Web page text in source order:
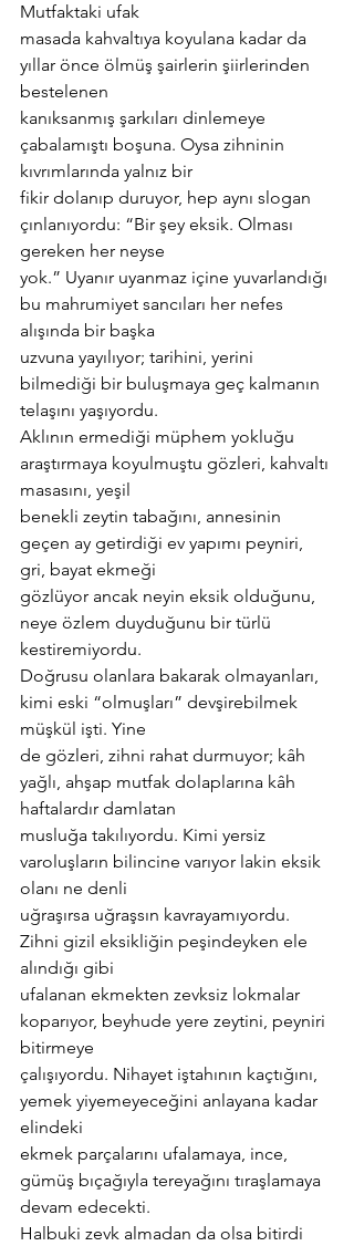
Mutfaktaki ufak
masada kahvaltıya koyulana kadar da
yıllar önce ölmüş şairlerin şiirlerinden
bestelenen
kanıksanmış şarkıları dinlemeye
çabalamıştı boşuna. Oysa zihninin
kıvrımlarında yalnız bir
fikir dolanıp duruyor, hep aynı slogan
çınlanıyordu: “Bir şey eksik. Olması
gereken her neyse
yok.” Uyanır uyanmaz içine yuvarlandığı
bu mahrumiyet sancıları her nefes
alışında bir başka
uzvuna yayılıyor; tarihini, yerini
bilmediği bir buluşmaya geç kalmanın
telaşını yaşıyordu.
Aklının ermediği müphem yokluğu
araştırmaya koyulmuştu gözleri, kahvaltı
masasını, yeşil
benekli zeytin tabağını, annesinin
geçen ay getirdiği ev yapımı peyniri,
gri, bayat ekmeği
gözlüyor ancak neyin eksik olduğunu,
neye özlem duyduğunu bir türlü
kestiremiyordu.
Doğrusu olanlara bakarak olmayanları,
kimi eski “olmuşları” devşirebilmek
müşkül işti. Yine
de gözleri, zihni rahat durmuyor; kâh
yağlı, ahşap mutfak dolaplarına kâh
haftalardır damlatan
musluğa takılıyordu. Kimi yersiz
varoluşların bilincine varıyor lakin eksik
olanı ne denli
uğraşırsa uğraşsın kavrayamıyordu.
Zihni gizil eksikliğin peşindeyken ele
alındığı gibi
ufalanan ekmekten zevksiz lokmalar
koparıyor, beyhude yere zeytini, peyniri
bitirmeye
çalışıyordu. Nihayet iştahının kaçtığını,
yemek yiyemeyeceğini anlayana kadar
elindeki
ekmek parçalarını ufalamaya, ince,
gümüş bıçağıyla tereyağını tıraşlamaya
devam edecekti.
Halbuki zevk almadan da olsa bitirdi